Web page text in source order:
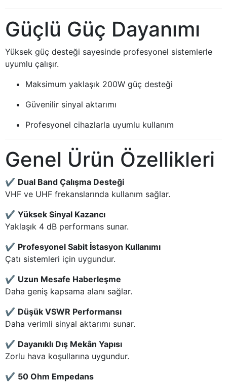
Güçlü Güç Dayanımı
Yüksek güç desteği sayesinde profesyonel sistemlerle
uyumlu çalışır.
Maksimum yaklaşık 200W güç desteği
Güvenilir sinyal aktarımı
Profesyonel cihazlarla uyumlu kullanım
Genel Ürün Özellikleri
✔ Dual Band Çalışma Desteği
VHF ve UHF frekanslarında kullanım sağlar.
✔Yüksek Sinyal Kazancı
Yaklaşık 4 dB performans sunar.
✔ Profesyonel Sabit İstasyon Kullanımı
Çatı sistemleri için uygundur.
✔ Uzun Mesafe Haberleşme
Daha geniş kapsama alanı sağlar.
✔ Düşük VSWR Performansı
Daha verimli sinyal aktarımı sunar.
✔ Dayanıklı Dış Mekân Yapısı
Zorlu hava koşullarına uygundur.
✔ 50 Ohm Empedans